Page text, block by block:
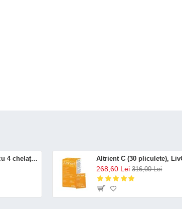
Magneziu - Formula cu 4 chelați (120 capsule), Neutrient
268,60 Lei 316,00 Lei